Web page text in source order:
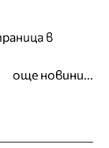
в
още новини...